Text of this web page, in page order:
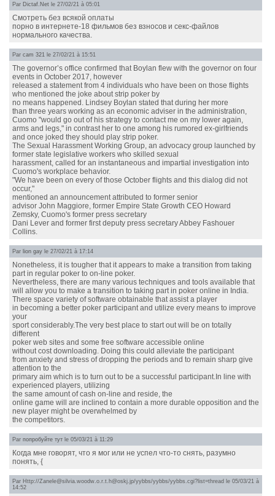
Par Dictaf.Net le 27/02/21 à 05:01
Смотреть без всякой оплаты
порно в интернете-18 фильмов без взносов и секс-файлов
нормального качества.
Par cam 321 le 27/02/21 à 15:51
The governor’s office confirmed that Boylan flew with the governor on four
events in October 2017, however
released a statement from 4 individuals who have been on those flights
who mentioned the joke about strip poker by
no means happened. Lindsey Boylan stated that during her more
than three years working as an economic adviser in the administration,
Cuomo "would go out of his strategy to contact me on my lower again,
arms and legs," in contrast her to one among his rumored ex-girlfriends
and once joked they should play strip poker.
The Sexual Harassment Working Group, an advocacy group launched by
former state legislative workers who skilled sexual
harassment, called for an instantaneous and impartial investigation into
Cuomo's workplace behavior.
"We have been on every of those October flights and this dialog did not
occur,"
mentioned an announcement attributed to former senior
advisor John Maggiore, former Empire State Growth CEO Howard
Zemsky, Cuomo's former press secretary
Dani Lever and former first deputy press secretary Abbey Fashouer
Collins.
Par lion gay le 27/02/21 à 17:14
Nonetheless, it is tougher that it appears to make a transition from taking
part in regular poker to on-line poker.
Nevertheless, there are many various techniques and tools available that
will allow you to make a transition to taking part in poker online in India.
There space variety of software obtainable that assist a player
in becoming a better poker participant and utilize every means to improve
your
sport considerably.The very best place to start out will be on totally
different
poker web sites and some free software accessible online
without cost downloading. Doing this could alleviate the participant
from anxiety and stress of dropping the periods and to remain sharp give
attention to the
primary aim which is to turn out to be a successful participant.In line with
experienced players, utilizing
the same amount of cash on-line and reside, the
online game will are inclined to contain a more durable opposition and the
new player might be overwhelmed by
the competitors.
Par попробуйте тут le 05/03/21 à 11:29
Когда мне говорят, что я мог или не успел что-то снять, разумно
понять, {
Par Http://Zanele@silvia.woodw.o.r.t.h@oskj.jp/yybbs/yybbs/yybbs.cgi?list=thread le 05/03/21 à
14:52